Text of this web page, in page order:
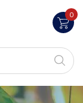
0